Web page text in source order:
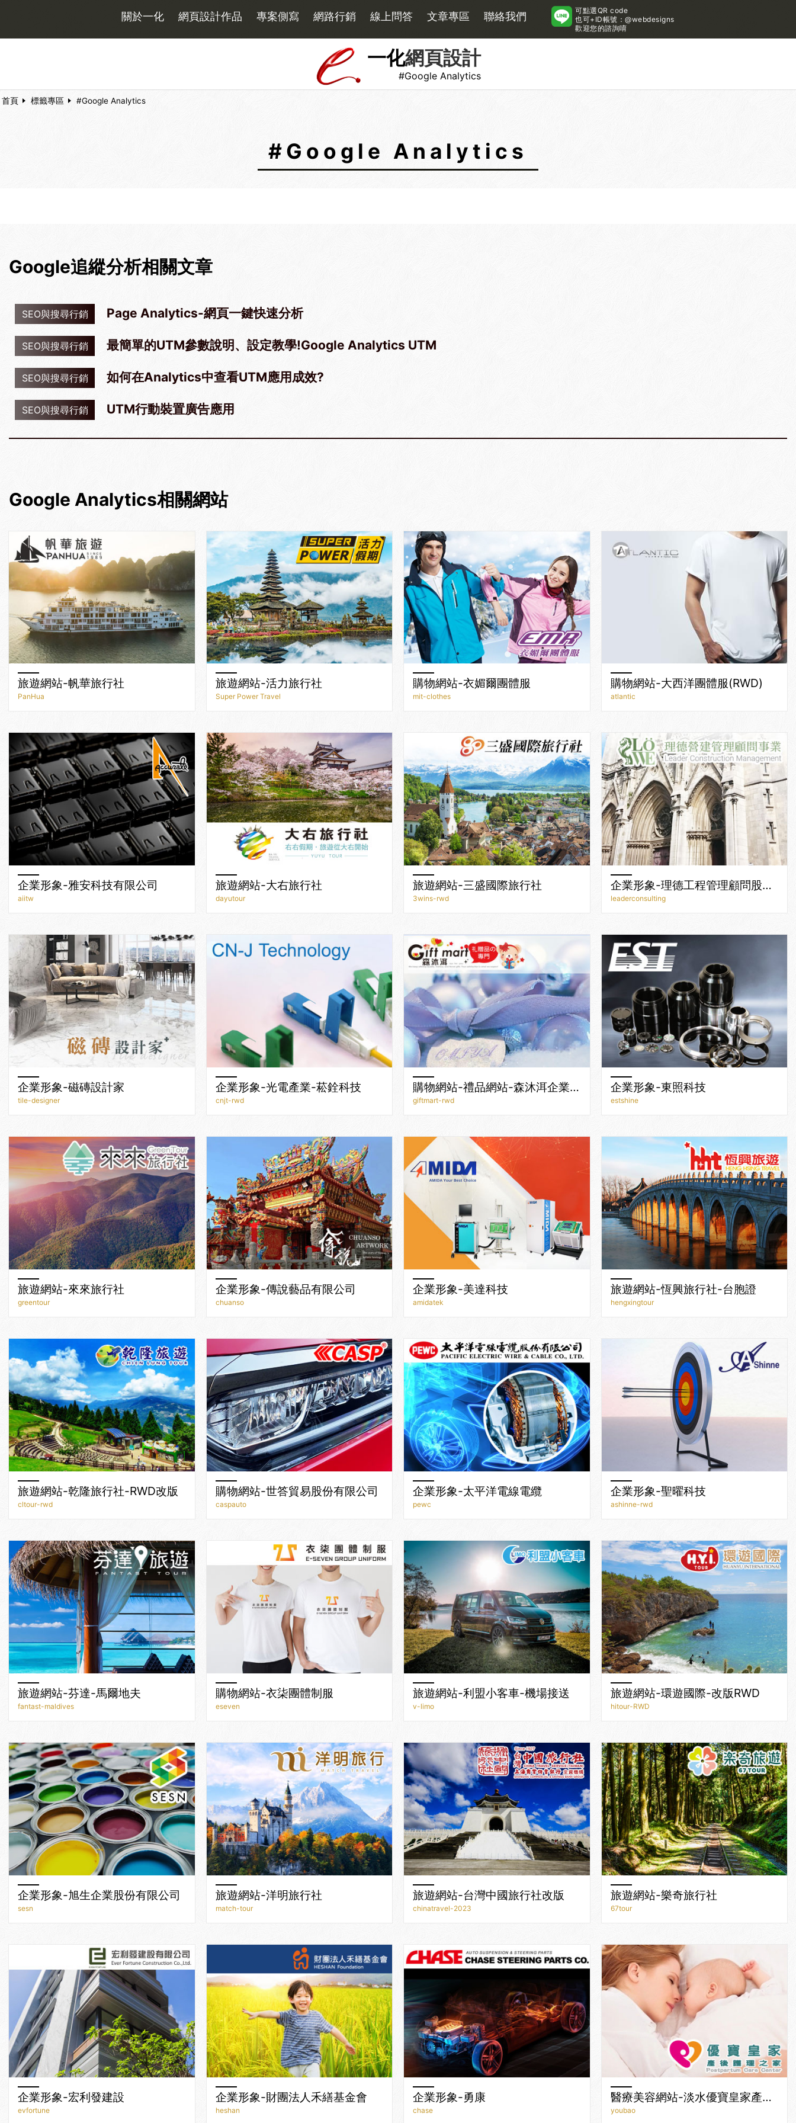
關於一化 網頁設計作品 專案側寫 網路行銷 線上問答 文章專區 聯絡我們
可點選QR code
也可+ID帳號：@webdesigns
歡迎您的諮詢唷
一化網頁設計
#Google Analytics
首頁 標籤專區 #Google Analytics
#Google Analytics
Google追縱分析相關文章
SEO與搜尋行銷 Page Analytics-網頁一鍵快速分析
SEO與搜尋行銷 最簡單的UTM參數說明、設定教學!Google Analytics UTM
SEO與搜尋行銷 如何在Analytics中查看UTM應用成效?
SEO與搜尋行銷 UTM行動裝置廣告應用
Google Analytics相關網站
旅遊網站-帆華旅行社
PanHua
旅遊網站-活力旅行社
Super Power Travel
購物網站-衣媚爾團體服
mit-clothes
購物網站-大西洋團體服(RWD)
atlantic
企業形象-雅安科技有限公司
aiitw
旅遊網站-大右旅行社
dayutour
旅遊網站-三盛國際旅行社
3wins-rwd
企業形象-理德工程管理顧問股份有限公司
leaderconsulting
企業形象-磁磚設計家
tile-designer
企業形象-光電產業-菘銓科技
cnjt-rwd
購物網站-禮品網站-森沐洱企業禮贈品
giftmart-rwd
企業形象-東照科技
estshine
旅遊網站-來來旅行社
greentour
企業形象-傳說藝品有限公司
chuanso
企業形象-美達科技
amidatek
旅遊網站-恆興旅行社-台胞證
hengxingtour
旅遊網站-乾隆旅行社-RWD改版
cltour-rwd
購物網站-世答貿易股份有限公司
caspauto
企業形象-太平洋電線電纜
pewc
企業形象-聖曜科技
ashinne-rwd
旅遊網站-芬達-馬爾地夫
fantast-maldives
購物網站-衣柒團體制服
eseven
旅遊網站-利盟小客車-機場接送
v-limo
旅遊網站-環遊國際-改版RWD
hitour-RWD
企業形象-旭生企業股份有限公司
sesn
旅遊網站-洋明旅行社
match-tour
旅遊網站-台灣中國旅行社改版
chinatravel-2023
旅遊網站-樂奇旅行社
67tour
企業形象-宏利發建設
evfortune
企業形象-財團法人禾繕基金會
heshan
企業形象-勇康
chase
醫療美容網站-淡水優寶皇家產後護理之家
youbao